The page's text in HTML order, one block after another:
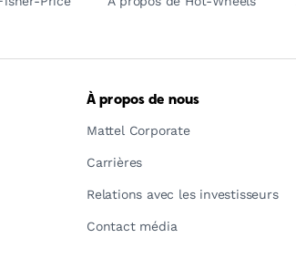
À propos de nous
Mattel Corporate
Carrières
Relations avec les investisseurs
Contact média